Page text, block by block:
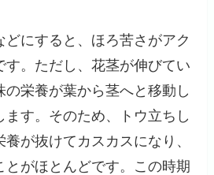
にすると、ほろ苦さがアク
す。ただし、花茎が伸びてい
の栄養が葉から茎へと移動し
ます。そのため、トウ立ちし
が抜けてカスカスになり、
とがほとんどです。この時期